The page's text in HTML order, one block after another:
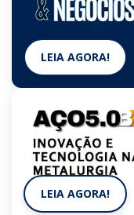
LEIA AGORA!
LEIA AGORA!